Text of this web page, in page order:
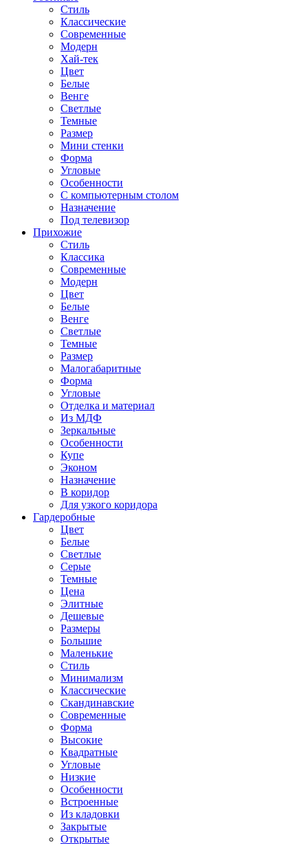
Стиль
Классические
Современные
Модерн
Хай-тек
Цвет
Белые
Венге
Светлые
Темные
Размер
Мини стенки
Форма
Угловые
Особенности
С компьютерным столом
Назначение
Под телевизор
Прихожие
Стиль
Классика
Современные
Модерн
Цвет
Белые
Венге
Светлые
Темные
Размер
Малогабаритные
Форма
Угловые
Отделка и материал
Из МДФ
Зеркальные
Особенности
Купе
Эконом
Назначение
В коридор
Для узкого коридора
Гардеробные
Цвет
Белые
Светлые
Серые
Темные
Цена
Элитные
Дешевые
Размеры
Большие
Маленькие
Стиль
Минимализм
Классические
Скандинавские
Современные
Форма
Высокие
Квадратные
Угловые
Низкие
Особенности
Встроенные
Из кладовки
Закрытые
Открытые